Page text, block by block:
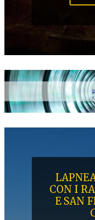
CON I
E SAN